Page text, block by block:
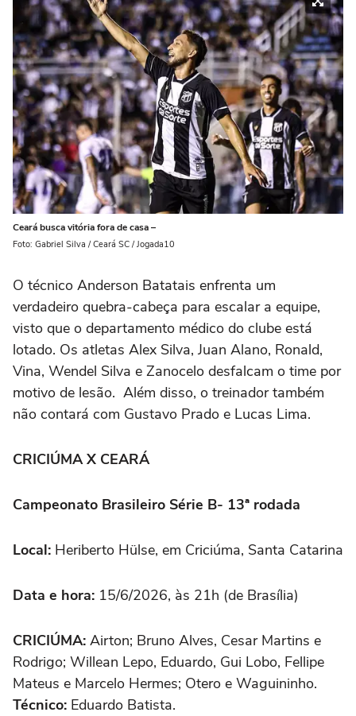
Ceará busca vitória fora de casa –
Foto: Gabriel Silva / Ceará SC / Jogada10
O técnico Anderson Batatais enfrenta um
verdadeiro quebra-cabeça para escalar a equipe,
visto que o departamento médico do clube está
lotado. Os atletas Alex Silva, Juan Alano, Ronald,
Vina, Wendel Silva e Zanocelo desfalcam o time por
motivo de lesão. Além disso, o treinador também
não contará com Gustavo Prado e Lucas Lima.
CRICIÚMA X CEARÁ
Campeonato Brasileiro Série B- 13ª rodada
Local: Heriberto Hülse, em Criciúma, Santa Catarina
Data e hora: 15/6/2026, às 21h (de Brasília)
CRICIÚMA: Airton; Bruno Alves, Cesar Martins e
Rodrigo; Willean Lepo, Eduardo, Gui Lobo, Fellipe
Mateus e Marcelo Hermes; Otero e Waguininho.
Técnico: Eduardo Batista.